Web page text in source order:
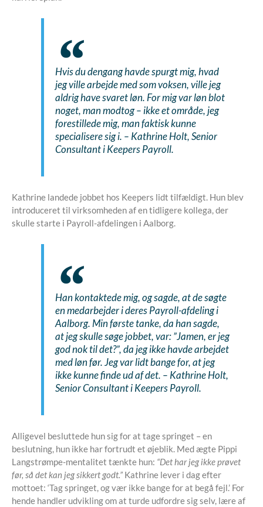
Hvis du dengang havde spurgt mig, hvad
jeg ville arbejde med som voksen, ville jeg
aldrig have svaret løn. For mig var løn blot
noget, man modtog – ikke et område, jeg
forestillede mig, man faktisk kunne
specialisere sig i. – Kathrine Holt, Senior
Consultant i Keepers Payroll.
Kathrine landede jobbet hos Keepers lidt tilfældigt. Hun blev
introduceret til virksomheden af en tidligere kollega, der
skulle starte i Payroll-afdelingen i Aalborg.
Han kontaktede mig, og sagde, at de søgte
en medarbejder i deres Payroll-afdeling i
Aalborg. Min første tanke, da han sagde,
at jeg skulle søge jobbet, var: ”Jamen, er jeg
god nok til det?”, da jeg ikke havde arbejdet
med løn før. Jeg var lidt bange for, at jeg
ikke kunne finde ud af det. – Kathrine Holt,
Senior Consultant i Keepers Payroll.
Alligevel besluttede hun sig for at tage springet – en
beslutning, hun ikke har fortrudt et øjeblik. Med ægte Pippi
Langstrømpe-mentalitet tænkte hun: “Det har jeg ikke prøvet
før, så det kan jeg sikkert godt.” Kathrine lever i dag efter
mottoet: ‘Tag springet, og vær ikke bange for at begå fejl.’ For
hende handler udvikling om at turde udfordre sig selv, lære af